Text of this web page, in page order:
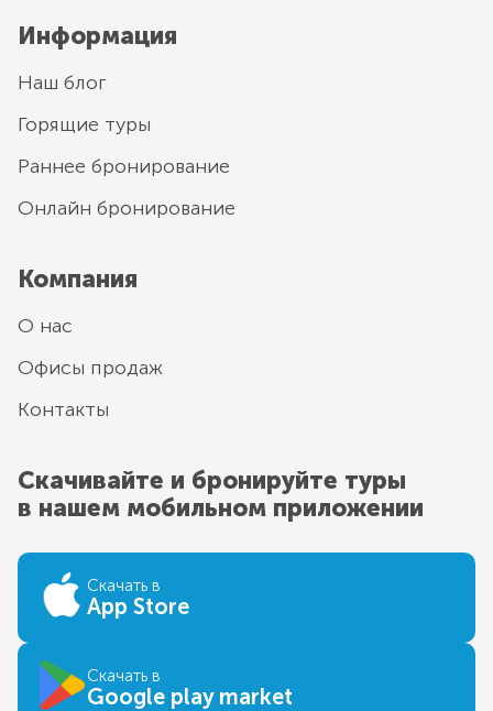
Информация
Наш блог
Горящие туры
Раннее бронирование
Онлайн бронирование
Компания
О нас
Офисы продаж
Контакты
Скачивайте и бронируйте туры
в нашем мобильном приложении
Скачать в
App Store
Скачать в
Google play market